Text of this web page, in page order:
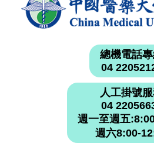
總機電話
04
人工掛號
04
週一至週五
週六8:00-